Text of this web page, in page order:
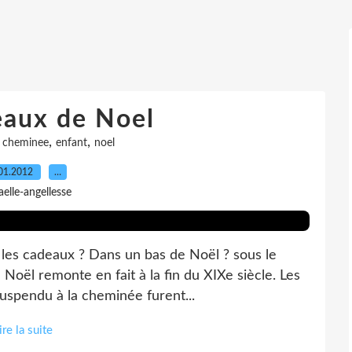
de Noel
cheminee, enfant, noel
…
angellesse
cadeaux ? Dans un bas de Noël ? sous le
remonte en fait à la fin du XIXe siècle. Les
à la cheminée furent...
la suite